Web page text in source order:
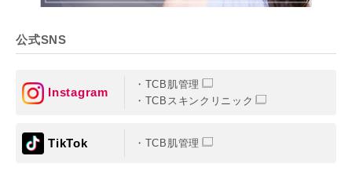
公式SNS
Instagram
TCB肌管理
TCBスキンクリニック
TikTok TCB肌管理